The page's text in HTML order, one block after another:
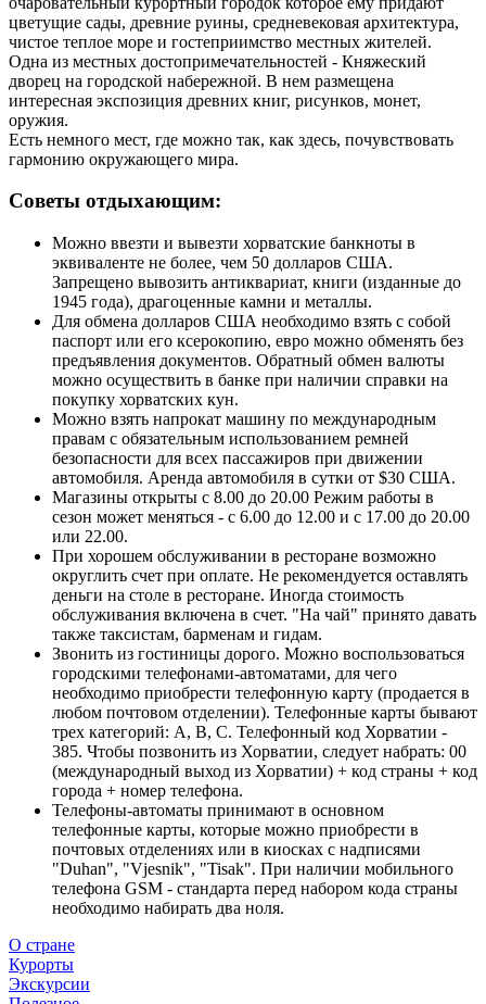
цветущие сады, древние руины, средневековая архитектура,
чистое теплое море и гостеприимство местных жителей.
Одна из местных достопримечательностей - Княжеский
дворец на городской набережной. В нем размещена
интересная экспозиция древних книг, рисунков, монет,
оружия.
Есть немного мест, где можно так, как здесь, почувствовать
гармонию окружающего мира.
Советы отдыхающим:
Можно ввезти и вывезти хорватские банкноты в
эквиваленте не более, чем 50 долларов США.
Запрещено вывозить антиквариат, книги (изданные до
1945 года), драгоценные камни и металлы.
Для обмена долларов США необходимо взять с собой
паспорт или его ксерокопию, евро можно обменять без
предъявления документов. Обратный обмен валюты
можно осуществить в банке при наличии справки на
покупку хорватских кун.
Можно взять напрокат машину по международным
правам с обязательным использованием ремней
безопасности для всех пассажиров при движении
автомобиля. Аренда автомобиля в сутки от $30 США.
Магазины открыты с 8.00 до 20.00 Режим работы в
сезон может меняться - с 6.00 до 12.00 и с 17.00 до 20.00
или 22.00.
При хорошем обслуживании в ресторане возможно
округлить счет при оплате. Не рекомендуется оставлять
деньги на столе в ресторане. Иногда стоимость
обслуживания включена в счет. "На чай" принято давать
также таксистам, барменам и гидам.
Звонить из гостиницы дорого. Можно воспользоваться
городскими телефонами-автоматами, для чего
необходимо приобрести телефонную карту (продается в
любом почтовом отделении). Телефонные карты бывают
трех категорий: А, В, С. Телефонный код Хорватии -
385. Чтобы позвонить из Хорватии, следует набрать: 00
(международный выход из Хорватии) + код страны + код
города + номер телефона.
Телефоны-автоматы принимают в основном
телефонные карты, которые можно приобрести в
почтовых отделениях или в киосках с надписями
"Duhan", "Vjesnik", "Tisak". При наличии мобильного
телефона GSM - стандарта перед набором кода страны
необходимо набирать два ноля.
О стране
Курорты
Экскурсии